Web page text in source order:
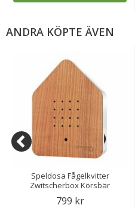
ANDRA KÖPTE ÄVEN
Speldosa Fågelkvitter
Zwitscherbox Körsbär
799 kr